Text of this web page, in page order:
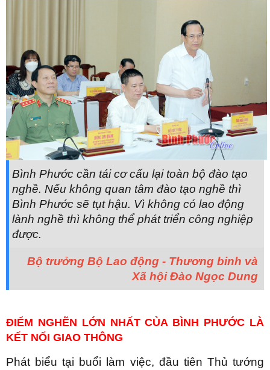
Bình Phước cần tái cơ cấu lại toàn bộ đào tạo
nghề. Nếu không quan tâm đào tạo nghề thì
Bình Phước sẽ tụt hậu. Vì không có lao động
lành nghề thì không thể phát triển công nghiệp
được.
Bộ trưởng Bộ Lao động - Thương binh và
Xã hội Đào Ngọc Dung
ĐIỂM NGHẼN LỚN NHẤT CỦA BÌNH PHƯỚC LÀ
KẾT NỐI GIAO THÔNG
Phát biểu tại buổi làm việc, đầu tiên Thủ tướng